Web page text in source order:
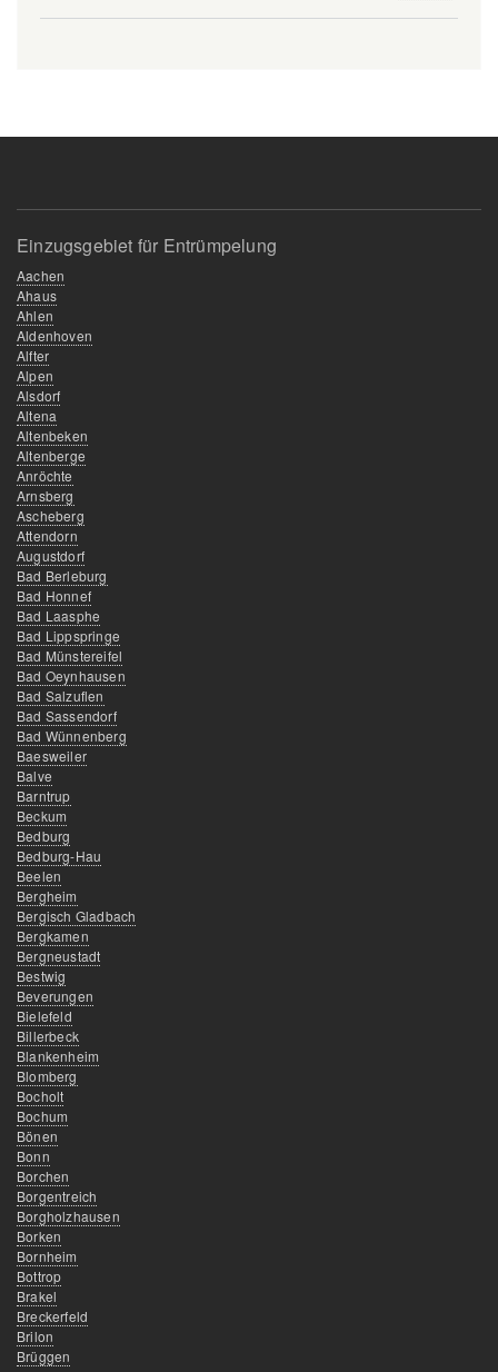
selbst
zu
Einzugsgebiet für Entrümpelung
Aachen
Ahaus
Ahlen
Aldenhoven
Alfter
Alpen
Alsdorf
Altena
Altenbeken
Altenberge
Anröchte
Arnsberg
Ascheberg
Attendorn
Augustdorf
Bad Berleburg
Bad Honnef
Bad Laasphe
Bad Lippspringe
Bad Münstereifel
Bad Oeynhausen
Bad Salzuflen
Bad Sassendorf
Bad Wünnenberg
Baesweiler
Balve
Barntrup
Beckum
Bedburg
Bedburg-Hau
Beelen
Bergheim
Bergisch Gladbach
Bergkamen
Bergneustadt
Bestwig
Beverungen
Bielefeld
Billerbeck
Blankenheim
Blomberg
Bocholt
Bochum
Bönen
Bonn
Borchen
Borgentreich
Borgholzhausen
Borken
Bornheim
Bottrop
Brakel
Breckerfeld
Brilon
Brüggen